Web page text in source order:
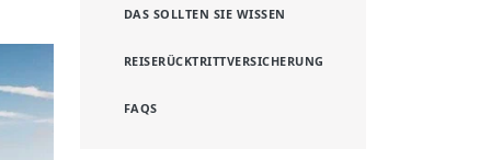
DAS SOLLTEN SIE WISSEN
REISERÜCKTRITTVERSICHERUNG
FAQS